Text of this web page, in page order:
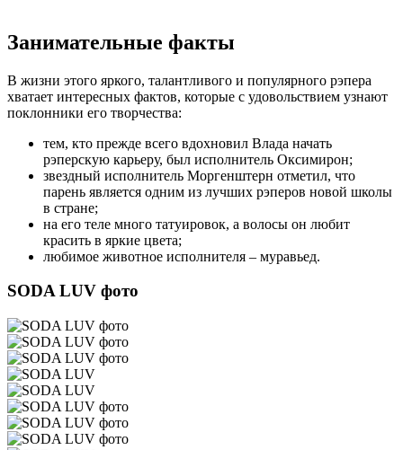
Занимательные факты
В жизни этого яркого, талантливого и популярного рэпера
хватает интересных фактов, которые с удовольствием узнают
поклонники его творчества:
тем, кто прежде всего вдохновил Влада начать
рэперскую карьеру, был исполнитель Оксимирон;
звездный исполнитель Моргенштерн отметил, что
парень является одним из лучших рэперов новой школы
в стране;
на его теле много татуировок, а волосы он любит
красить в яркие цвета;
любимое животное исполнителя – муравьед.
SODA LUV фото